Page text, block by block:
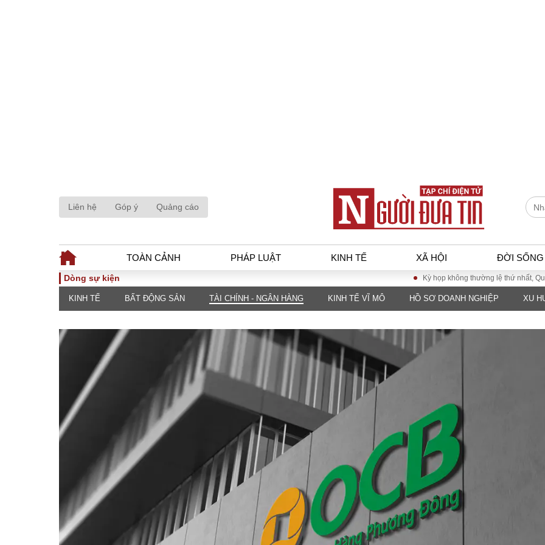
Liên hệ Góp ý Quảng cáo
TOÀN CẢNH PHÁP LUẬT KINH TẾ XÃ HỘI ĐỜI SỐNG
TOÀN CẢNH
Chính sách
Sự kiện
Đối thoại
PHÁP LUẬT
luật
Góc nhìn luật gia
Tiếng nói công dân
An ninh - Hình sự
KINH TẾ
Tài chính - Ngân
hàng
Kinh tế vĩ mô
Hồ sơ doanh
nghiệp
Xu hướng thị
trường
Tiêu dùng và dư
luận
Công nghệ
XÃ HỘI
ĐA CHIỀU
Quan điểm
INFOCUS
Dòng sự kiện Kỳ họp không thường lệ thứ nhất, Quốc hội
KINH TẾ BẤT ĐỘNG SẢN TÀI CHÍNH - NGÂN HÀNG KINH TẾ VĨ MÔ HỒ SƠ DOANH NGHIỆP XU